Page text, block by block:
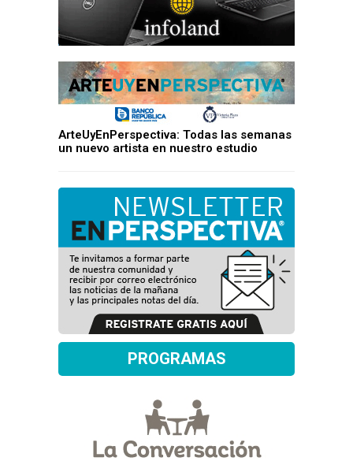
ArteUyEnPerspectiva: Todas las semanas
un nuevo artista en nuestro estudio
PROGRAMAS